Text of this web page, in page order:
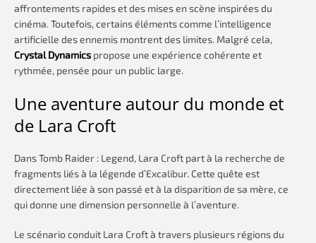
affrontements rapides et des mises en scène inspirées du
cinéma. Toutefois, certains éléments comme l’intelligence
artificielle des ennemis montrent des limites. Malgré cela,
Crystal Dynamics propose une expérience cohérente et
rythmée, pensée pour un public large.
Une aventure autour du monde et
de Lara Croft
Dans Tomb Raider : Legend, Lara Croft part à la recherche de
fragments liés à la légende d’Excalibur. Cette quête est
directement liée à son passé et à la disparition de sa mère, ce
qui donne une dimension personnelle à l’aventure.
Le scénario conduit Lara Croft à travers plusieurs régions du